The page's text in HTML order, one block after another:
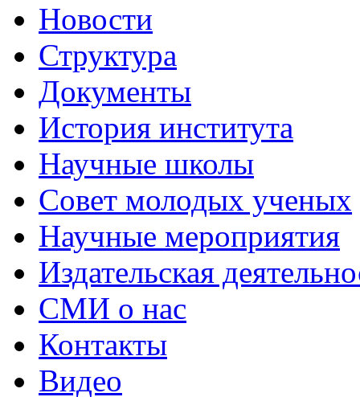
Новости
Структура
Документы
История института
Научные школы
Совет молодых ученых
Научные мероприятия
Издательская
СМИ о нас
Контакты
Видео